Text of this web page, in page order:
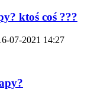
ktoś coś ???
07-2021 14:27